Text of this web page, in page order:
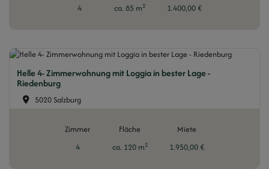
4
ca. 85 m2
1.400,00 €
Helle 4- Zimmerwohnung mit Loggia in bester Lage -
Riedenburg
5020 Salzburg
Zimmer
4
Fläche
ca. 120 m2
Miete
1.950,00 €